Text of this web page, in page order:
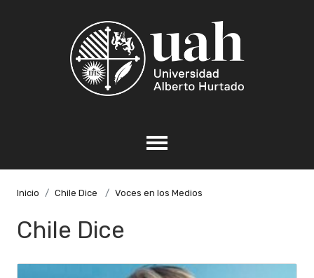
Inicio Chile Dice Voces en los Medios
Chile Dice